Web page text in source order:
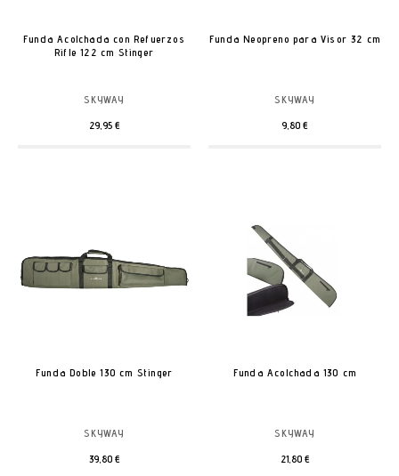
Funda Acolchada con Refuerzos
Rifle 122 cm Stinger
SKYWAY
29,95 €
Funda Neopreno para Visor 32 cm
SKYWAY
9,80 €
Funda Doble 130 cm Stinger
SKYWAY
39,80 €
Funda Acolchada 130 cm
SKYWAY
21,80 €